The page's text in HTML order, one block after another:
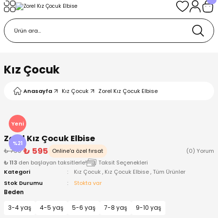
Kız Çocuk
Anasayfa Kız Çocuk Zorel Kız Çocuk Elbise
Yeni
%21
Zorel Kız Çocuk Elbise
₺ 750 ₺ 595 Online'a özel fırsat
(0) Yorum
₺ 113 den başlayan taksitlerle!
Taksit Seçenekleri
Kategori
Kız Çocuk , Kız Çocuk Elbise ,Tüm Ürünler
Stok Durumu
Stokta var
Beden
3-4 yaş
4-5 yaş 5-6 yaş 7-8 yaş
9-10 yaş
Giyim
Bere ve Eldiven
Body
Bere ve Eldiven
Body
ve Patik
Çıkışı ve Zıbın Seti
Ürünleri